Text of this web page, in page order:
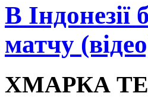
В Індонезії
матчу
ХМАРКА